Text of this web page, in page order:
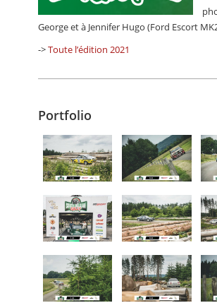
George et à Jennifer Hugo (Ford Escort
->Toute l’édition 2021
Portfolio